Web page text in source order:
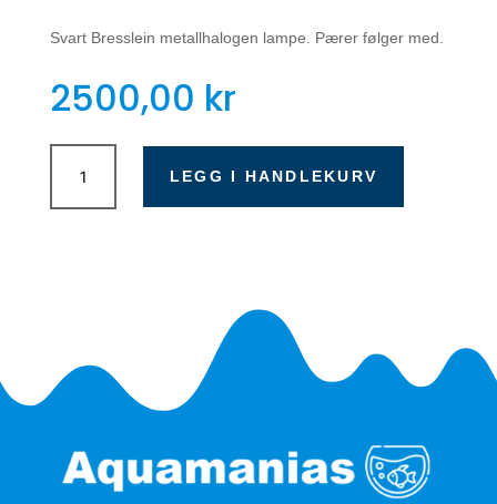
Svart Bresslein metallhalogen lampe. Pærer følger med.
2500,00 kr
Brukt
Bresslein
LEGG I HANDLEKURV